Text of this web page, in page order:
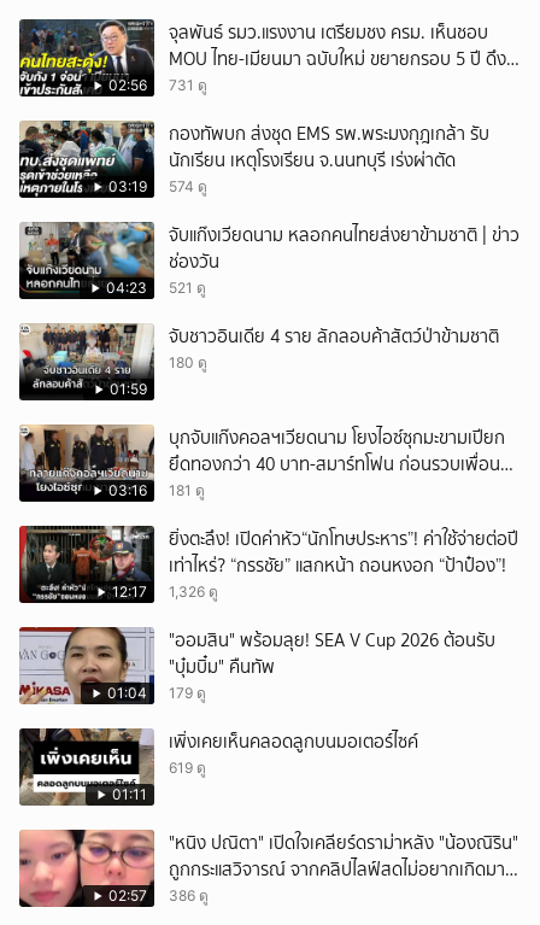
02:56
จุลพันธ์ รมว.แรงงาน เตรียมชง ครม. เห็นชอบ
MOU ไทย-เมียนมา ฉบับใหม่ ขยายกรอบ 5 ปี ดึง
แรงงานเข้าระบบ
731 ดู
03:19
กองทัพบก ส่งชุด EMS รพ.พระมงกุฎเกล้า รับ
นักเรียน เหตุโรงเรียน จ.นนทบุรี เร่งผ่าตัด
574 ดู
04:23
จับแก๊งเวียดนาม หลอกคนไทยส่งยาข้ามชาติ | ข่าว
ช่องวัน
521 ดู
01:59
จับชาวอินเดีย 4 ราย ลักลอบค้าสัตว์ป่าข้ามชาติ
180 ดู
03:16
บุกจับแก๊งคอลฯเวียดนาม โยงไอซ์ซุกมะขามเปียก
ยึดทองกว่า 40 บาท-สมาร์ทโฟน ก่อนรวบเพื่อน
ร่วมทีมหอบเงิน 1.5 แสนติดสินบนคาโรงพัก
181 ดู
12:17
ยิ่งตะลึง! เปิดค่าหัว“นักโทษประหาร”! ค่าใช้จ่ายต่อปี
เท่าไหร่? “กรรชัย” แสกหน้า ถอนหงอก “ป้าป๋อง”!
1,326 ดู
01:04
"ออมสิน" พร้อมลุย! SEA V Cup 2026 ต้อนรับ
"บุ๋มบิ๋ม" คืนทัพ
179 ดู
01:11
เพิ่งเคยเห็นคลอดลูกบนมอเตอร์ไซค์
619 ดู
02:57
"หนิง ปณิตา" เปิดใจเคลียร์ดราม่าหลัง "น้องณิริน"
ถูกกระแสวิจารณ์ จากคลิปไลฟ์สดไม่อยากเกิดมา
หน้าเหมือนพ่อ
386 ดู